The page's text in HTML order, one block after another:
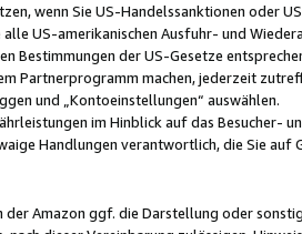
wenn Sie US-Handelssanktionen oder
US-amerikanischen Ausfuhr- und
Bestimmungen der US-Gesetze
Partnerprogramm machen, jederzeit
und „Kontoeinstellungen“ auswählen.
im Hinblick auf das Besucher-
Handlungen verantwortlich, die Sie auf
der Amazon ggf. die Darstellung oder